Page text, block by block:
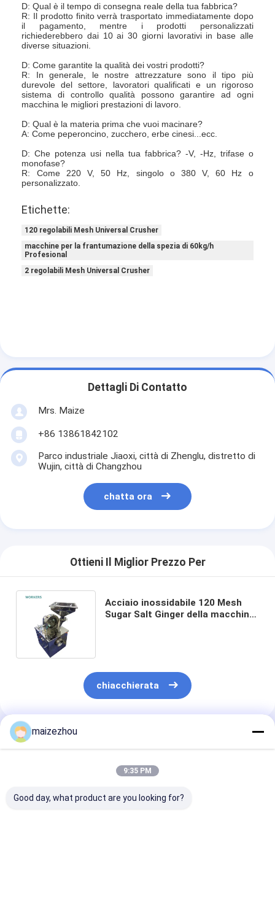
Essiccatore a letto fluidizzato di vibrazione
Essiccatore di vuoto di microonda
Essiccatore di spruzzo di pressione
Aria calda Oven Dryer
Miscelatore orizzontale del nastro
Frantoio universale
Macchina per la frantumazione superfina
tipo miscelatore di v della polvere
Miscelatore del recipiente di IBC
Asciugatrice industriale
D: Qual è il tempo di consegna reale della tua fabbrica?
R: Il prodotto finito verrà trasportato immediatamente dopo
il pagamento, mentre i prodotti personalizzati
richiederebbero dai 10 ai 30 giorni lavorativi in ​​base alle
diverse situazioni.
D: Come garantite la qualità dei vostri prodotti?
R: In generale, le nostre attrezzature sono il tipo più
durevole del settore, lavoratori qualificati e un rigoroso
sistema di controllo qualità possono garantire ad ogni
macchina le migliori prestazioni di lavoro.
D: Qual è la materia prima che vuoi macinare?
A: Come peperoncino, zucchero, erbe cinesi...ecc.
D: Che potenza usi nella tua fabbrica? -V, -Hz, trifase o
monofase?
R: Come 220 V, 50 Hz, singolo o 380 V, 60 Hz o
personalizzato.
Etichette:
120 regolabili Mesh Universal Crusher
macchine per la frantumazione della spezia di 60kg/h
Profesional
2 regolabili Mesh Universal Crusher
Dettagli Di Contatto
Mrs. Maize
+86 13861842102
Parco industriale Jiaoxi, città di Zhenglu, distretto di
Wujin, città di Changzhou
chatta ora
Ottieni Il Miglior Prezzo Per
Acciaio inossidabile 120 Mesh
Sugar Salt Ginger della macchina
chiacchierata
Prodotti Raccomandati
maizezhou
9:35 PM
Good day, what product are you looking for?